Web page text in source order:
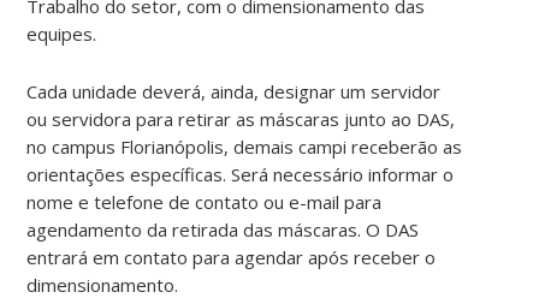
Trabalho do setor, com o dimensionamento das
equipes.
Cada unidade deverá, ainda, designar um servidor
ou servidora para retirar as máscaras junto ao DAS,
no campus Florianópolis, demais campi receberão as
orientações específicas. Será necessário informar o
nome e telefone de contato ou e-mail para
agendamento da retirada das máscaras. O DAS
entrará em contato para agendar após receber o
dimensionamento.